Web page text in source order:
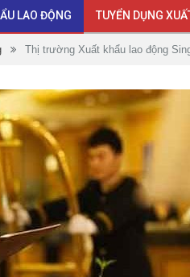
LAO ĐỘNG TUYỂN DỤNG
Thị trường Xuất khẩu lao động